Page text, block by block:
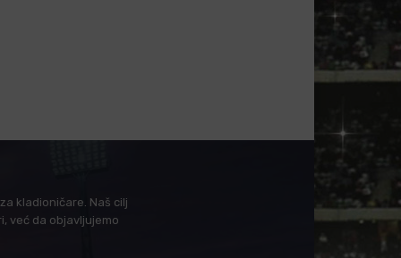
kladioničare. Naš cilj
već da objavljujemo